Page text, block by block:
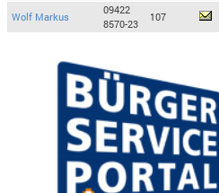
Wolf Markus
09422
8570-23
107